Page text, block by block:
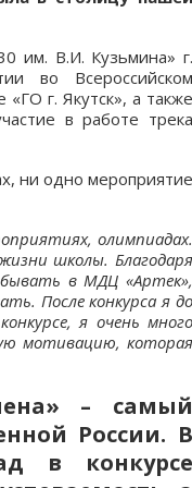
им. В.И. Кузьмина» г.
во Всероссийском
г. Якутск», а также
в работе трека
ни одно мероприятие
олимпиадах.
школы. Благодаря
в МДЦ «Артек»,
После конкурса я до
я очень много
мотивацию, которая
– самый
России. В
в конкурсе